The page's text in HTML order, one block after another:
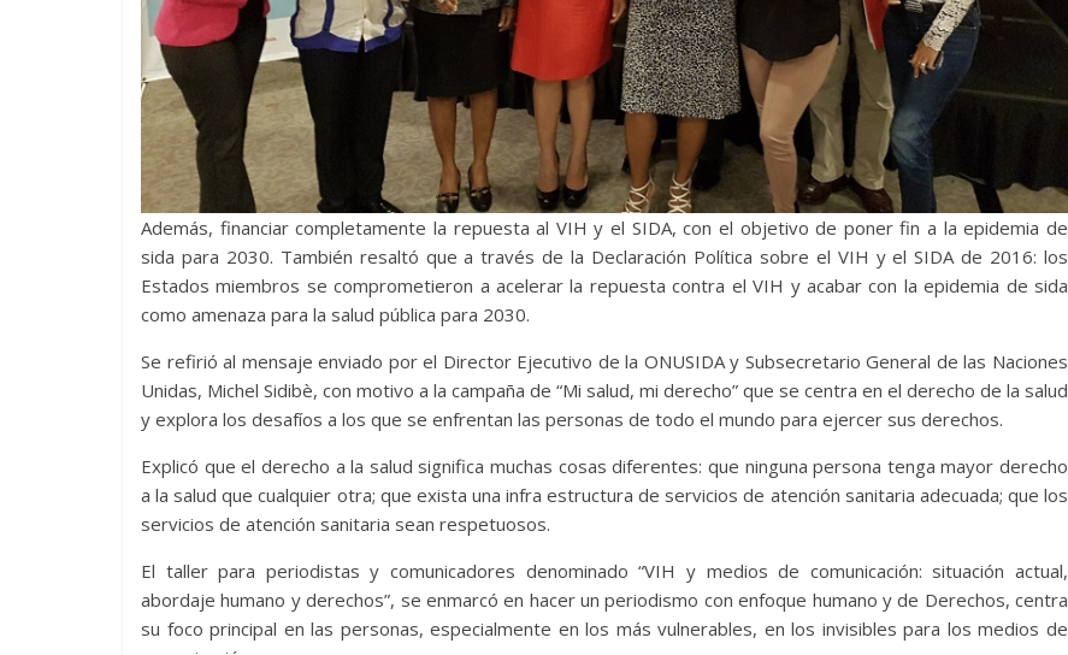
Además, financiar completamente la repuesta al VIH y el SIDA, con el objetivo de poner fin a la epidemia de
sida para 2030. También resaltó que a través de la Declaración Política sobre el VIH y el SIDA de 2016: los
Estados miembros se comprometieron a acelerar la repuesta contra el VIH y acabar con la epidemia de sida
como amenaza para la salud pública para 2030.
Se refirió al mensaje enviado por el Director Ejecutivo de la ONUSIDA y Subsecretario General de las Naciones
Unidas, Michel Sidibè, con motivo a la campaña de “Mi salud, mi derecho” que se centra en el derecho de la salud
y explora los desafíos a los que se enfrentan las personas de todo el mundo para ejercer sus derechos.
Explicó que el derecho a la salud significa muchas cosas diferentes: que ninguna persona tenga mayor derecho
a la salud que cualquier otra; que exista una infra estructura de servicios de atención sanitaria adecuada; que los
servicios de atención sanitaria sean respetuosos.
El taller para periodistas y comunicadores denominado “VIH y medios de comunicación: situación actual,
abordaje humano y derechos”, se enmarcó en hacer un periodismo con enfoque humano y de Derechos, centra
su foco principal en las personas, especialmente en los más vulnerables, en los invisibles para los medios de